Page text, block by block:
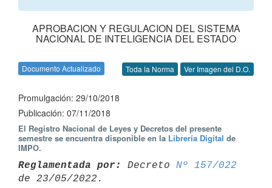
APROBACION Y REGULACION DEL SISTEMA
NACIONAL DE INTELIGENCIA DEL ESTADO
Documento Actualizado Toda la Norma Ver Imagen del D.O.
Promulgación: 29/10/2018
Publicación: 07/11/2018
El Registro Nacional de Leyes y Decretos del presente
semestre se encuentra disponible en la Librería Digital de
IMPO.
Reglamentada por: Decreto Nº 157/022